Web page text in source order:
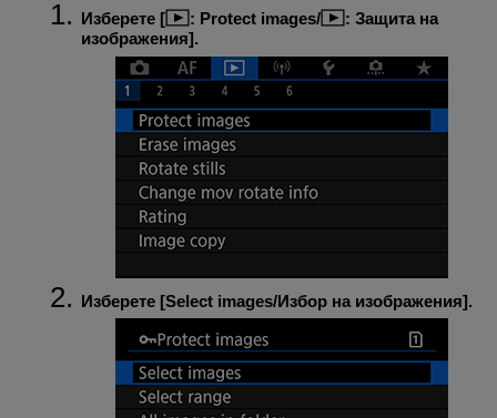
Изберете [ : Protect images/ : Защита на
изображения].
Изберете [Select images/Избор на изображения].